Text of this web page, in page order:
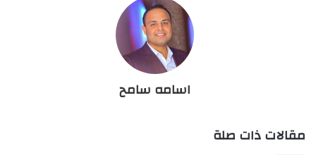
اسامه سامح
مقالات ذات صلة